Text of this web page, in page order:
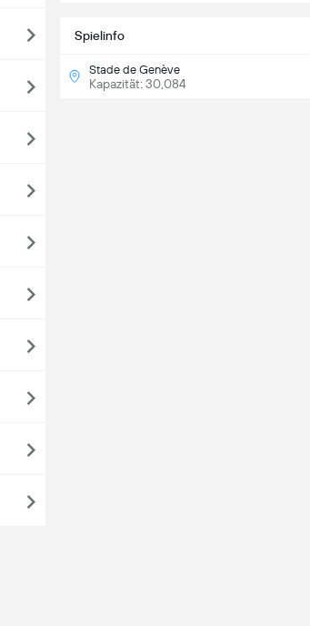
Spielinfo
Stade de Genève
Kapazität: 30,084